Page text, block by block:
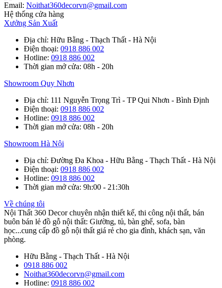
Email: Noithat360decorvn@gmail.com
Hệ thống cửa hàng
Xưởng Sản Xuất
Địa chỉ: Hữu Bằng - Thạch Thất - Hà Nội
Điện thoại: 0918 886 002
Hotline: 0918 886 002
Thời gian mở cửa: 08h - 20h
Showroom Quy Nhơn
Địa chỉ: 111 Nguyễn Trọng Trì - TP Qui Nhơn - Bình Định
Điện thoại: 0918 886 002
Hotline: 0918 886 002
Thời gian mở cửa: 08h - 20h
Showroom Hà Nội
Địa chỉ: Đường Đa Khoa - Hữu Bằng - Thạch Thất - Hà Nội
Điện thoại: 0918 886 002
Hotline: 0918 886 002
Thời gian mở cửa: 9h:00 - 21:30h
Về chúng tôi
Nội Thất 360 Decor chuyên nhận thiết kế, thi công nội thất, bán
buôn bán lẻ đồ gỗ nội thất: Giường, tủ, bàn ghế, sofa, bàn
học...cung cấp đồ gỗ nội thất giá rẻ cho gia đình, khách sạn, văn
phòng.
Hữu Bằng - Thạch Thất - Hà Nội
0918 886 002
Noithat360decorvn@gmail.com
Hotline: 0918 886 002